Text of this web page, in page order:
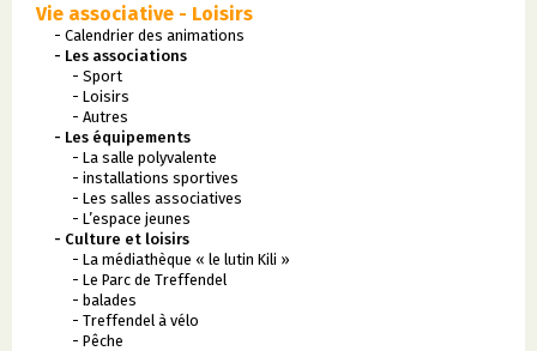
Vie associative - Loisirs
- Calendrier des animations
- Les associations
- Sport
- Loisirs
- Autres
- Les équipements
- La salle polyvalente
- installations sportives
- Les salles associatives
- L’espace jeunes
- Culture et loisirs
- La médiathèque « le lutin Kili »
- Le Parc de Treffendel
- balades
- Treffendel à vélo
- Pêche